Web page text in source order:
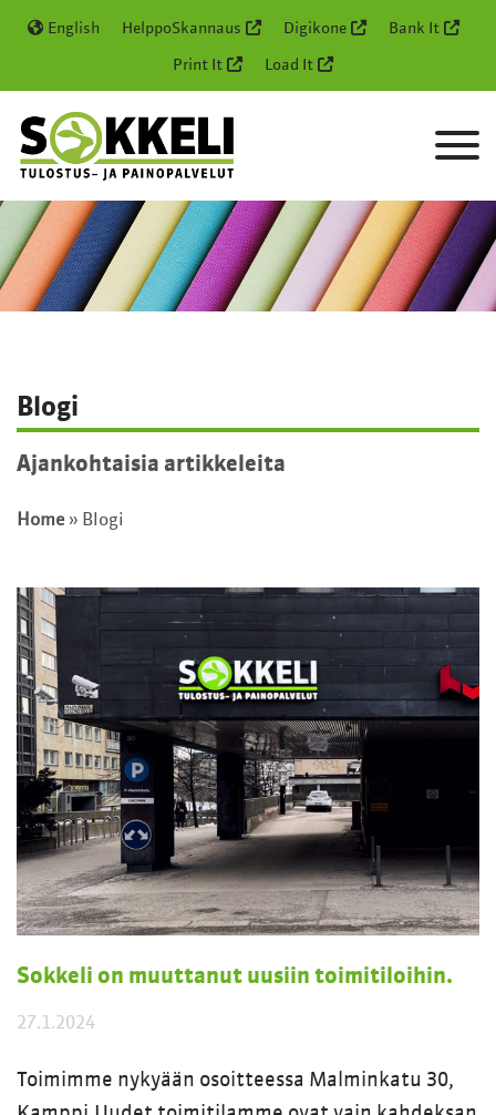
English HelppoSkannaus Digikone Bank It
Print It Load It
Blogi
Ajankohtaisia artikkeleita
Home » Blogi
Sokkeli on muuttanut uusiin toimitiloihin.
27.1.2024
Toimimme nykyään osoitteessa Malminkatu 30,